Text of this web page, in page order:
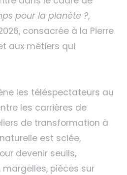
pour la planète ?,
consacrée à la Pierre
aux métiers qui
les téléspectateurs au
les carrières de
de transformation à
est sciée,
devenir seuils,
pièces sur